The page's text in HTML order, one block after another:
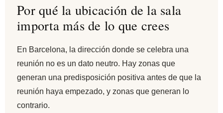
Por qué la ubicación de la sala
importa más de lo que crees
En Barcelona, la dirección donde se celebra una
reunión no es un dato neutro. Hay zonas que
generan una predisposición positiva antes de que la
reunión haya empezado, y zonas que generan lo
contrario.